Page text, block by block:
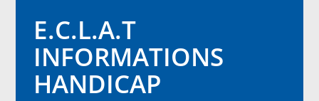
E.C.L.A.T
INFORMATIONS
HANDICAP